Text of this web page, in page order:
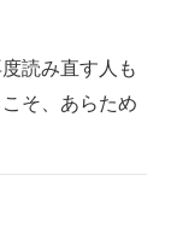
読み直す人も
そ、あらため